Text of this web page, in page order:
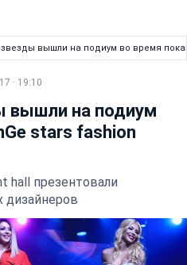
вышли на подиум во время
· 19:10
вышли на подиум
stars fashion
hall презентовали
дизайнеров